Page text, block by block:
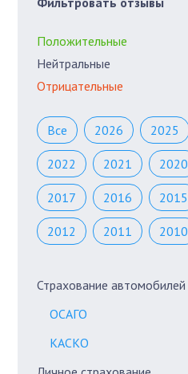
Положительные
Нейтральные
Отрицательные
Все 2026 2025
2022 2021 2020
2017 2016 2015
2012 2011 2010
Страхование автомобилей
ОСАГО
КАСКО